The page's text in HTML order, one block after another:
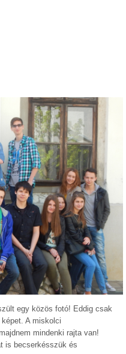
egy közös fotó! Eddig csak
A miskolci
mindenki rajta van!
is becserkésszük és